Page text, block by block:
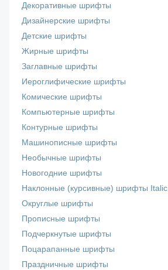
Декоративные шрифты
Дизайнерские шрифты
Детские шрифты
Жирные шрифты
Заглавные шрифты
Иероглифические шрифты
Комические шрифты
Компьютерные шрифты
Контурные шрифты
Машинописные шрифты
Необычные шрифты
Новогодние шрифты
Наклонные (курсивные) шрифты Italic
Округлые шрифты
Прописные шрифты
Подчеркнутые шрифты
Поцарапанные шрифты
Праздничные шрифты